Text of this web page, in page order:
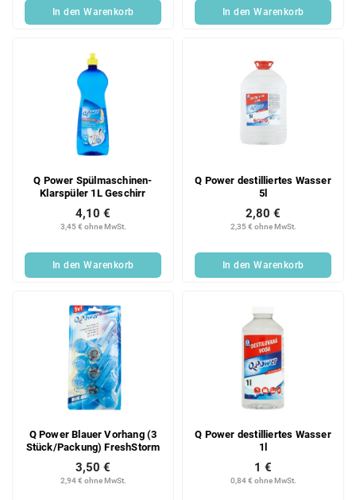
In den Warenkorb In den Warenkorb
Q Power Spülmaschinen-
Klarspüler 1L Geschirr
3,45 € ohne MwSt.
4,10 €
In den Warenkorb
Q Power destilliertes Wasser
5l
2,35 € ohne MwSt.
2,80 €
In den Warenkorb
Q Power Blauer Vorhang (3
Stück/Packung) FreshStorm
2,94 € ohne MwSt.
3,50 €
Q Power destilliertes Wasser
1l
0,84 € ohne MwSt.
1 €